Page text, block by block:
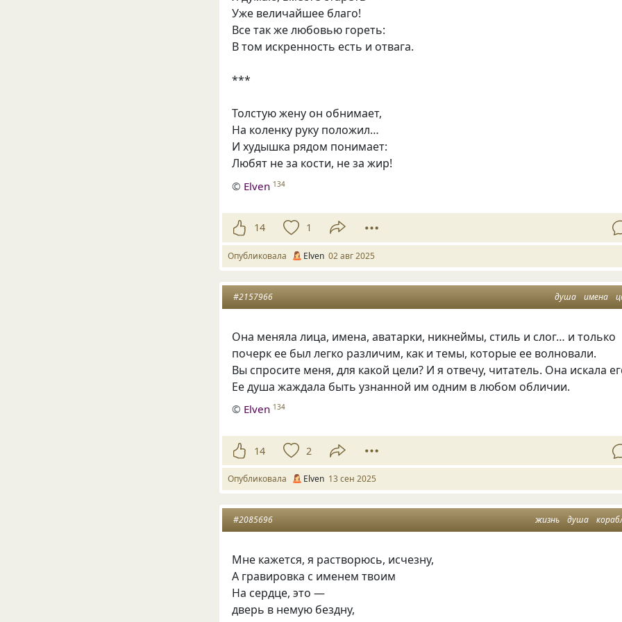
Уже величайшее благо!
Все так же любовью гореть:
В том искренность есть и отвага.
***
Толстую жену он обнимает,
На коленку руку положил…
И худышка рядом понимает:
Любят не за кости, не за жир!
© Elven 134
14 1
Опубликовала Elven 02 авг 2025
душа имена
#2157966
Она меняла лица, имена, аватарки, никнеймы, стиль и слог… и только
почерк ее был легко различим, как и темы, которые ее волновали.
Вы спросите меня, для какой цели? И я отвечу, читатель. Она искала
Ее душа жаждала быть узнанной им одним в любом обличии.
© Elven 134
14 2
Опубликовала Elven 13 сен 2025
жизнь душа
#2085696
Мне кажется, я растворюсь, исчезну,
А гравировка с именем твоим
На сердце, это —
дверь в немую бездну,